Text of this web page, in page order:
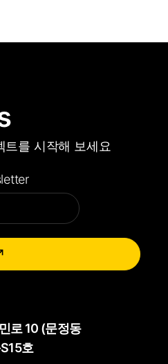
트를 시작해 보세요
로 10 (문정동
호